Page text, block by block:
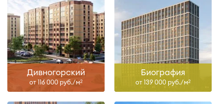
Дивногорский
от 116 000 руб./м2
Биография
от 139 000 руб./м2